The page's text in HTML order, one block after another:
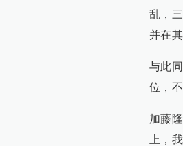
乱，
并在
与此
位，
加藤
上，